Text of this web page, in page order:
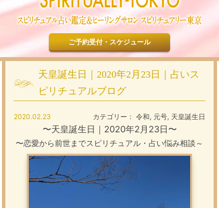
ご予約受付・スケジュール
天皇誕生日｜2020年2月23日｜占いス
ピリチュアルブログ
カテゴリー： 令和, 元号, 天皇誕生日
2020.02.23
〜天皇誕生日｜2020年2月23日〜
〜恋愛から前世までスピリチュアル・占い悩み相談～